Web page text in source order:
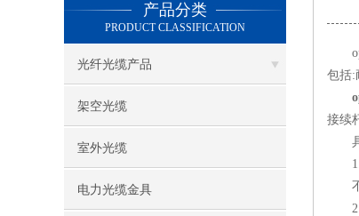
产品分类
PRODUCT CLASSIFICATION
光纤光缆产品
架空光缆
室外光缆
电力光缆金具
包括:
接续
具
1.
不
2.